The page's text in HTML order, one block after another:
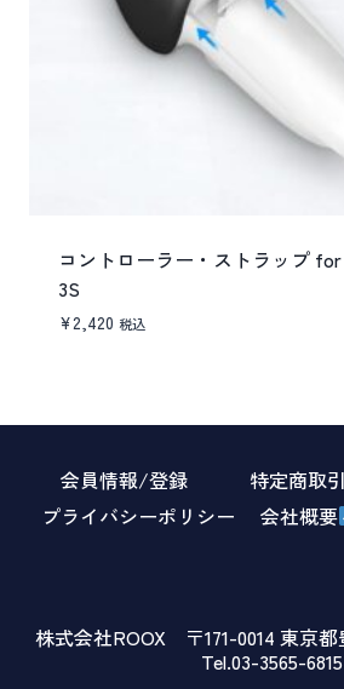
コントローラー・ストラップ
3S
¥2,420 税込
会員情報/登録
特定商取
プライバシーポリシー
会社概要
株式会社ROOX 〒171-0014 東京
Tel.03-3565-6815